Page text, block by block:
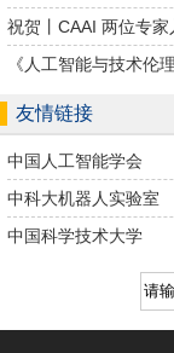
祝贺丨CAAI 两位专
《人工智能与技术伦
友情链接
中国人工智能学会
中科大机器人实验室
中国科学技术大学